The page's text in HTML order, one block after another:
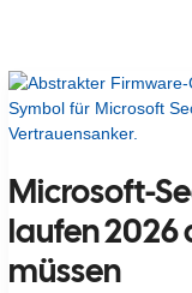
Microsoft-
laufen 2026
müssen